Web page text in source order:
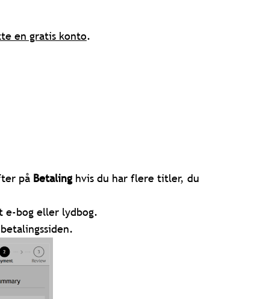
en gratis konto.
på Betaling hvis du har flere titler, du
e-bog eller lydbog.